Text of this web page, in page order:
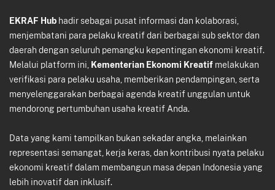
EKRAF Hub hadir sebagai pusat informasi dan kolaborasi,
menjembatani para pelaku kreatif dari berbagai sub sektor dan
daerah dengan seluruh pemangku kepentingan ekonomi kreatif.
Melalui platform ini, Kementerian Ekonomi Kreatif melakukan
verifikasi para pelaku usaha, memberikan pendampingan, serta
menyelenggarakan berbagai agenda kreatif unggulan untuk
mendorong pertumbuhan usaha kreatif Anda.
Data yang kami tampilkan bukan sekadar angka, melainkan
representasi semangat, kerja keras, dan kontribusi nyata pelaku
ekonomi kreatif dalam membangun masa depan Indonesia yang
lebih inovatif dan inklusif.